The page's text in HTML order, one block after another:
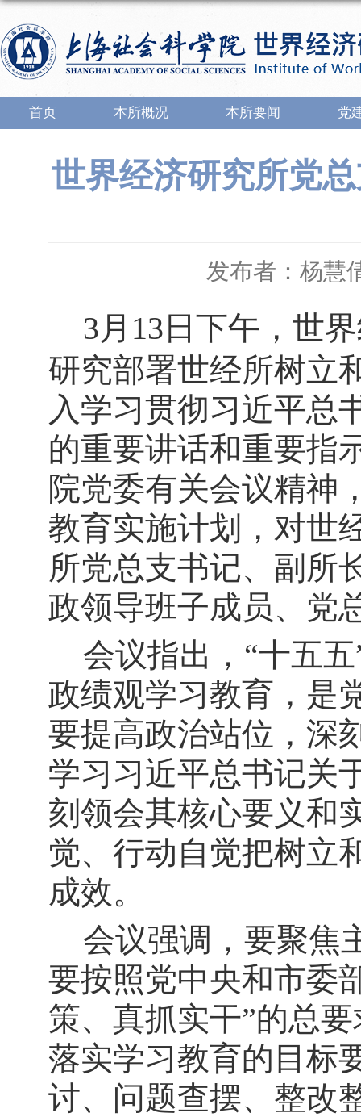
首页 本所概况 本所要闻 党
世界经济研究所党
发布者：杨慧
3月 13 日下午， 世
研究部署世经所树立
入学习贯彻习近平总
的重要讲话和重要指
院党委有关会议精神
教育实施计划，对世
所党总支书记、副所
政领导班子成员、党
会议指出， “十五五
政绩观学习教育，是
要提高政治站位，深
学习习近平总书记关
刻领会其核心要义和
觉、行动自觉把树立
成效。
会议强调，要聚焦
要按照党中央和市委
策、真抓实干”的总
落实学习教育的目标
讨、问题查摆、整改